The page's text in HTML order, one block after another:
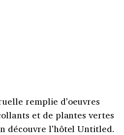
remplie d’oeuvres
et de plantes vertes
découvre l’hôtel Untitled.